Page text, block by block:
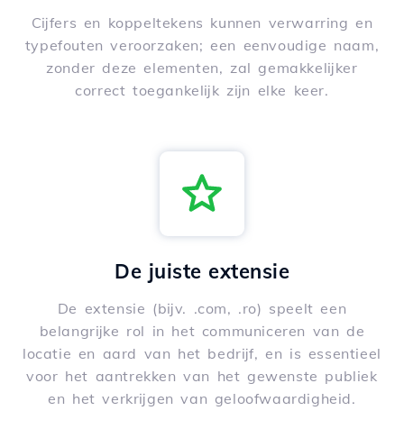
Cijfers en koppeltekens kunnen verwarring en
typefouten veroorzaken; een eenvoudige naam,
zonder deze elementen, zal gemakkelijker
correct toegankelijk zijn elke keer.
De juiste extensie
De extensie (bijv. .com, .ro) speelt een
belangrijke rol in het communiceren van de
locatie en aard van het bedrijf, en is essentieel
voor het aantrekken van het gewenste publiek
en het verkrijgen van geloofwaardigheid.